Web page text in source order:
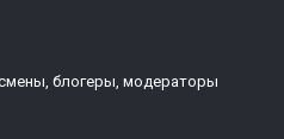
блогеры, модераторы